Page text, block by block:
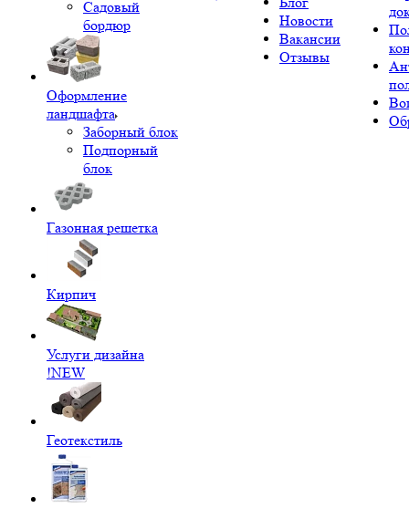
Садовый
бордюр
Оформление
ландшафта
Заборный блок
Подпорный
блок
Газонная решетка
Кирпич
Услуги дизайна
!NEW
Геотекстиль
Новости
Вакансии
Отзывы